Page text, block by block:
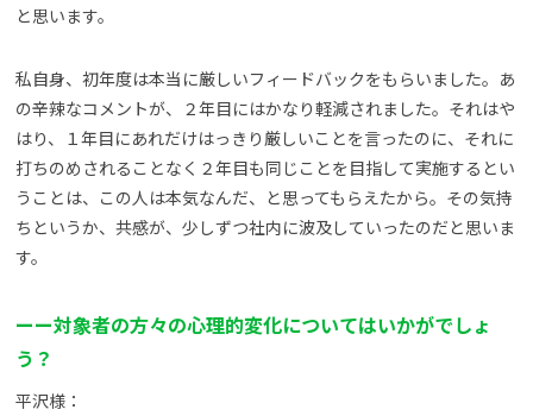
と思います。
私自身、初年度は本当に厳しいフィードバックをもらいました。あ
の辛辣なコメントが、２年目にはかなり軽減されました。それはや
はり、１年目にあれだけはっきり厳しいことを言ったのに、それに
打ちのめされることなく２年目も同じことを目指して実施するとい
うことは、この人は本気なんだ、と思ってもらえたから。その気持
ちというか、共感が、少しずつ社内に波及していったのだと思いま
す。
ーー対象者の方々の心理的変化についてはいかがでしょ
う？
平沢様：